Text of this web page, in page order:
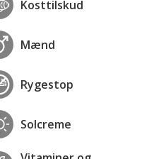
Kosttilskud
Mænd
Rygestop
Solcreme